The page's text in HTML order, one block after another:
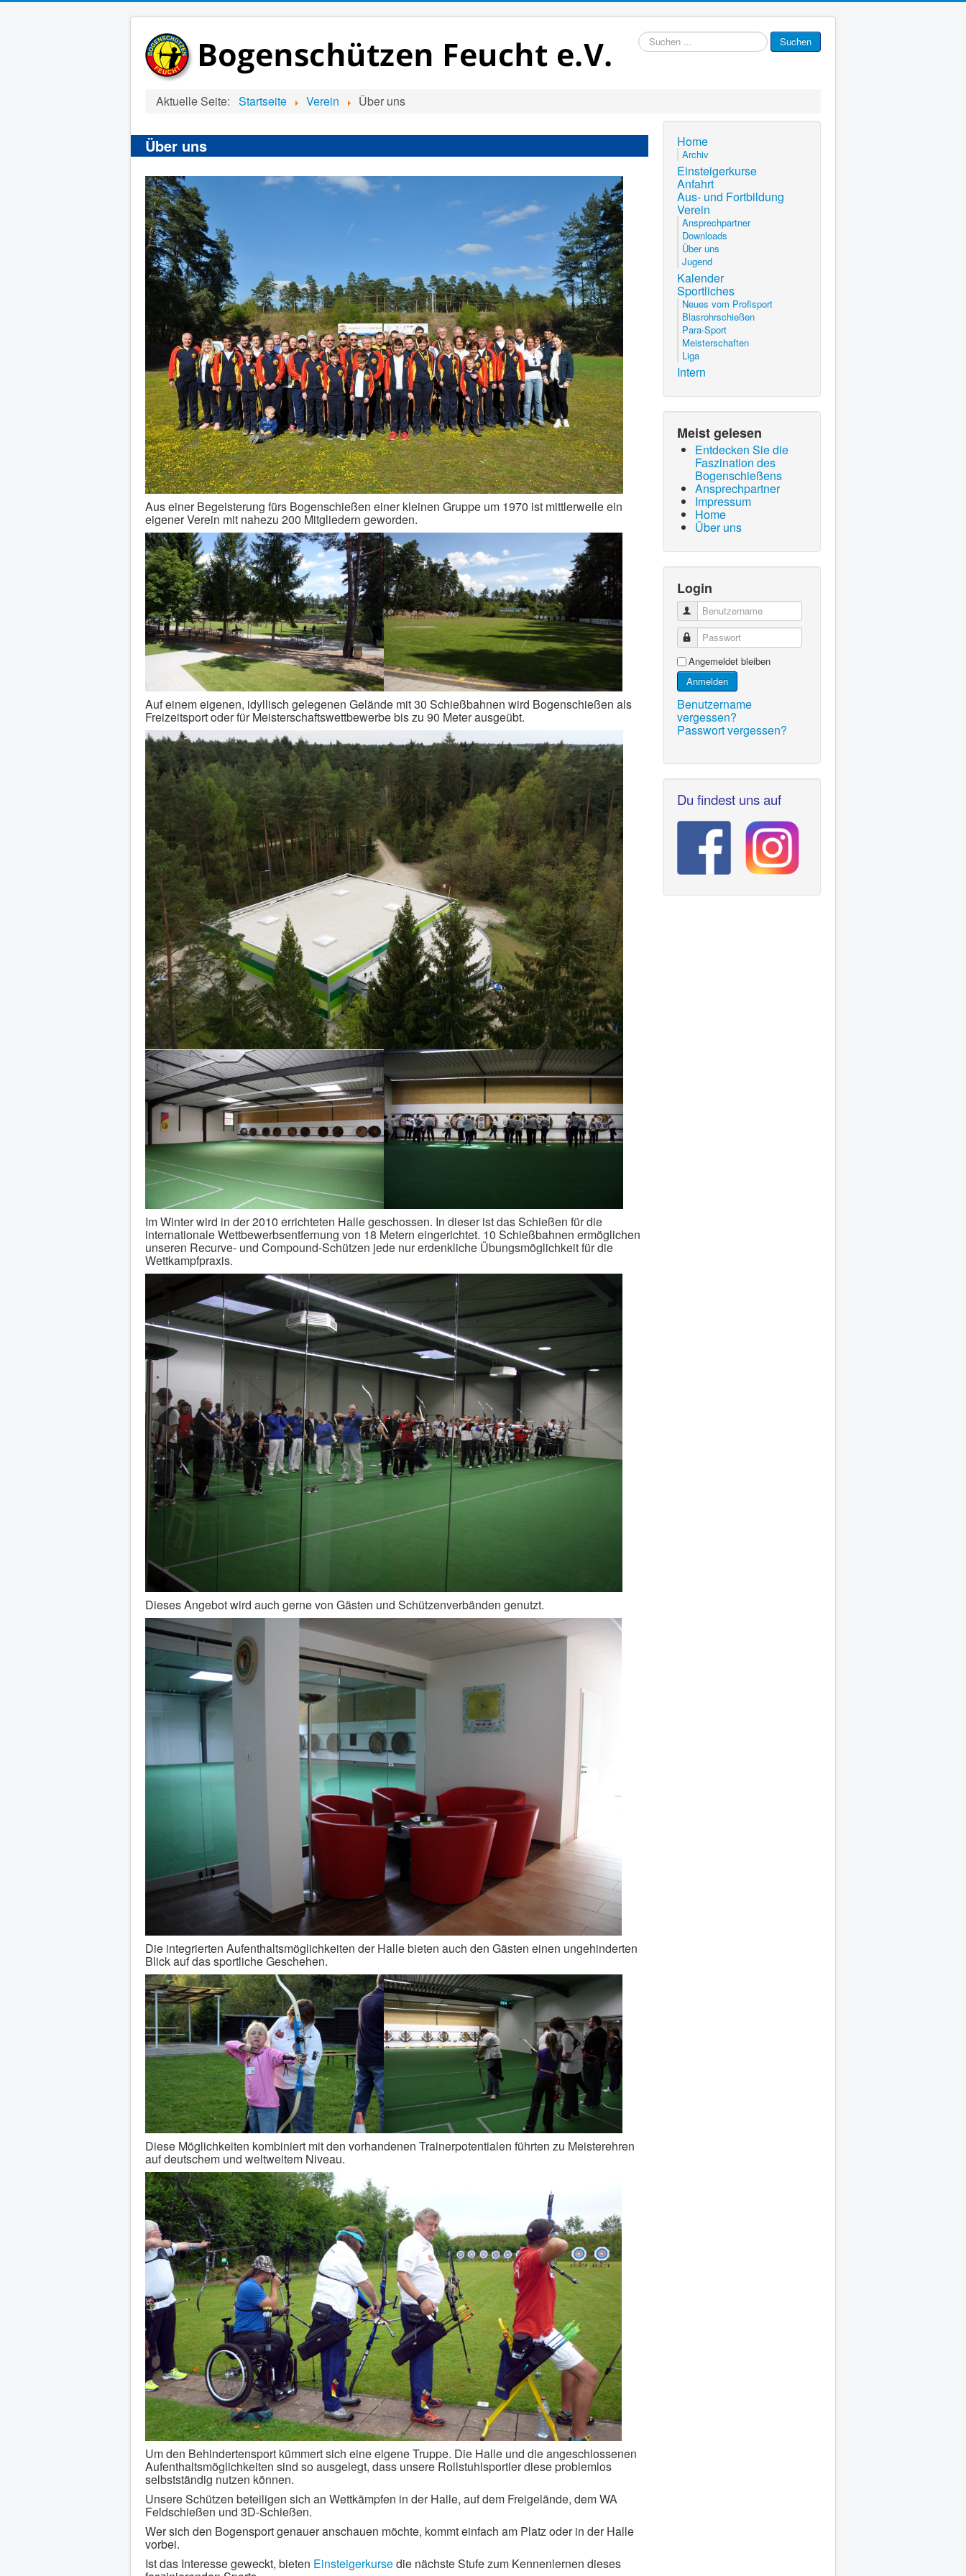
Suchen
...
Suchen
Aktuelle Seite: Startseite Verein Über uns
Über uns
Aus einer Begeisterung fürs Bogenschießen einer kleinen Gruppe um 1970 ist mittlerweile ein
eigener Verein mit nahezu 200 Mitgliedern geworden.
Auf einem eigenen, idyllisch gelegenen Gelände mit 30 Schießbahnen wird Bogenschießen als
Freizeitsport oder für Meisterschaftswettbewerbe bis zu 90 Meter ausgeübt.
Im Winter wird in der 2010 errichteten Halle geschossen. In dieser ist das Schießen für die
internationale Wettbewerbsentfernung von 18 Metern eingerichtet. 10 Schießbahnen ermöglichen
unseren Recurve- und Compound-Schützen jede nur erdenkliche Übungsmöglichkeit für die
Wettkampfpraxis.
Dieses Angebot wird auch gerne von Gästen und Schützenverbänden genutzt.
Die integrierten Aufenthaltsmöglichkeiten der Halle bieten auch den Gästen einen ungehinderten
Blick auf das sportliche Geschehen.
Diese Möglichkeiten kombiniert mit den vorhandenen Trainerpotentialen führten zu Meisterehren
auf deutschem und weltweitem Niveau.
Um den Behindertensport kümmert sich eine eigene Truppe. Die Halle und die angeschlossenen
Aufenthaltsmöglichkeiten sind so ausgelegt, dass unsere Rollstuhlsportler diese problemlos
selbstständig nutzen können.
Unsere Schützen beteiligen sich an Wettkämpfen in der Halle, auf dem Freigelände, dem WA
Feldschießen und 3D-Schießen.
Wer sich den Bogensport genauer anschauen möchte, kommt einfach am Platz oder in der Halle
vorbei.
Ist das Interesse geweckt, bieten Einsteigerkursedie nächste Stufe zum Kennenlernen dieses
Home
Archiv
Einsteigerkurse
Anfahrt
Aus- und Fortbildung
Verein
Ansprechpartner
Downloads
Über uns
Jugend
Kalender
Sportliches
Neues vom Profisport
Blasrohrschießen
Para-Sport
Meisterschaften
Liga
Intern
Meist gelesen
Entdecken Sie die
Faszination des
Bogenschießens
Ansprechpartner
Impressum
Home
Über uns
Login
Benutzername
Passwort
Angemeldet bleiben
Anmelden
Benutzername
vergessen?
Passwort vergessen?
Du findest uns auf